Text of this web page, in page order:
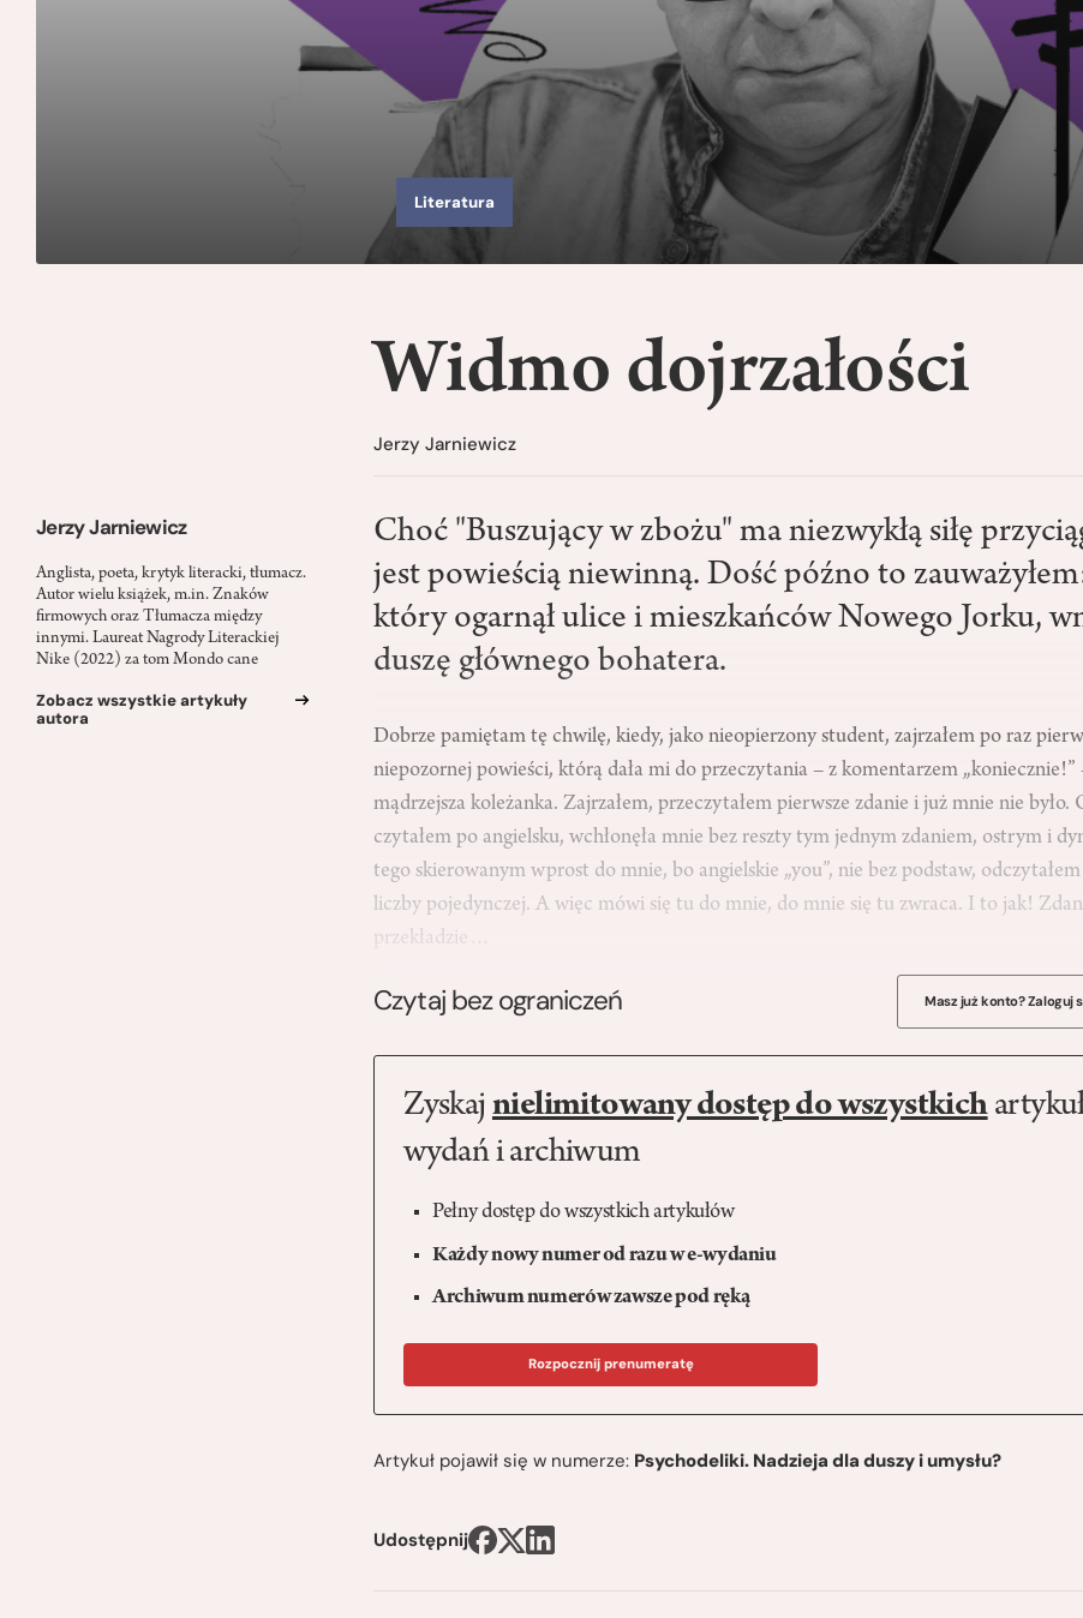
Literatura
Jerzy Jarniewicz
Anglista, poeta, krytyk literacki, tłumacz.
Autor wielu książek, m.in. Znaków
firmowych oraz Tłumacza między
innymi. Laureat Nagrody Literackiej
Nike (2022) za tom Mondo cane
Zobacz wszystkie artykuły
autora
Widmo dojrzałości
Jerzy Jarniewicz
Choć "Buszujący w zbożu" ma niezwykłą siłę
jest powieścią niewinną. Dość późno to
który ogarnął ulice i mieszkańców Nowego Jorku,
duszę głównego bohatera.
Dobrze pamiętam tę chwilę, kiedy, jako nieopierzony student, zajrzałem po raz
niepozornej powieści, którą dała mi do przeczytania – z komentarzem „koniecznie!”
mądrzejsza koleżanka. Zajrzałem, przeczytałem pierwsze zdanie i już mnie nie było.
czytałem po angielsku, wchłonęła mnie bez reszty tym jednym zdaniem, ostrym i
tego skierowanym wprost do mnie, bo angielskie „you”, nie bez podstaw,
liczby pojedynczej. A więc mówi się tu do mnie, do mnie się tu zwraca. I to jak!
przekładzie…
Czytaj bez ograniczeń Masz już konto? Zaloguj
Zyskaj nielimitowany dostęp do wszystkich
wydań i archiwum
Pełny dostęp do wszystkich artykułów
Każdy nowy numer od razu w e-wydaniu
Archiwum numerów zawsze pod ręką
Rozpocznij prenumeratę
Artykuł pojawił się w numerze: Psychodeliki. Nadzieja dla duszy i umysłu?
Udostępnij